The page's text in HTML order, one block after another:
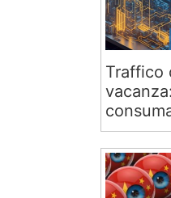
Traffico